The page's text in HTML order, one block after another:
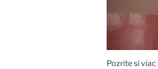
Pozrite si